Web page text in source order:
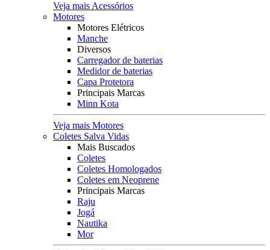
Veja mais Acessórios
Motores
Motores Elétricos
Manche
Diversos
Carregador de baterias
Medidor de baterias
Capa Protetora
Principais Marcas
Minn Kota
Veja mais Motores
Coletes Salva Vidas
Mais Buscados
Coletes
Coletes Homologados
Coletes em Neoprene
Principais Marcas
Raju
Jogá
Nautika
Mor